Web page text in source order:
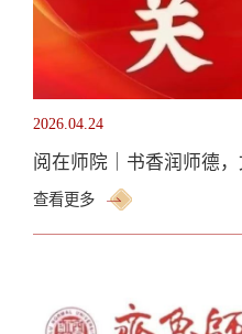
2026.04.24
阅在师院｜书香润师德
查看更多